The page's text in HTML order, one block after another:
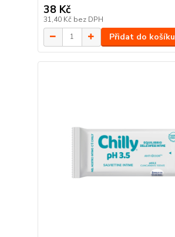
38 Kč
31,40 Kč bez DPH
Přidat do košíku